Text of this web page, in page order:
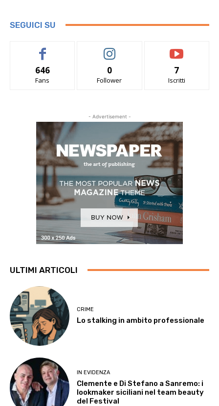
SEGUICI SU
646
Fans
0
Follower
7
Iscritti
- Advertisement -
ULTIMI ARTICOLI
CRIME
Lo stalking in ambito professionale
IN EVIDENZA
Clemente e Di Stefano a Sanremo: i
lookmaker siciliani nel team beauty
del Festival